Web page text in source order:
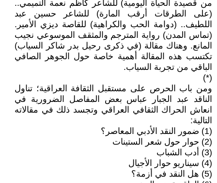
من قصيدة الحياة اليومية) للشاعر كاظم نعمة التميمي..
(على الطرقات أرقب المارة) للشاعر حسين عبد
اللطيف.. (دوامة الحب والكراهية) للقاصة ديزي الأمير.
(تماس المدن) رواية المترجم والمثقف الموسوعي نجيب
المانع. وهناك مقالة (في ذكرى رحيل بدر شاكر السياب)
تكتسب هذه المقالة أهمية خاصة حول الجوهر الصافي
الباقي من تجربة السياب.
(*)
ومن باب الحرص على مستقبل الثقافة العراقية؛ تناول
الناقد عبد الجبار عباس بعض المفاصل الضرورية في
انعاش الحراك الثقافي العراقي وتجسد ذلك في مقالاته
التالية:
(1) ضمور النقد الأدبي المعاصر؟
(2) حوار حول شعر الستينات
(3) أدب الشباب
(4) سيناريو حوار الأجيال
(5) هل النقد في أزمة؟